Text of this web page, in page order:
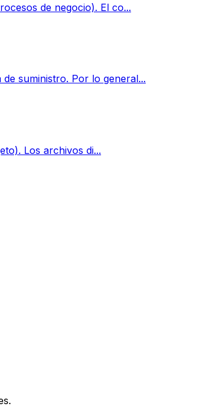
de negocio). El co...
suministro. Por lo general...
Los archivos di...